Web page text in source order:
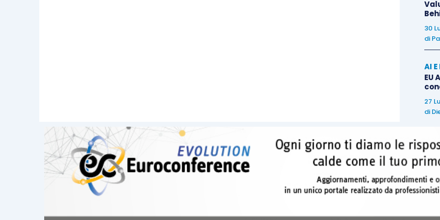
NellaScheda di studio pubblicata su
aspetti:
la disciplina impositiva dei dividendi derivanti da partecipazioni estere;
30
di
AI
EU
27
di